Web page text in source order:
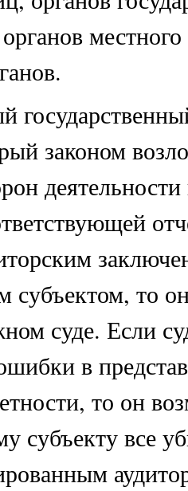
законом
субъектом, то
суде. Если
в
то он
субъекту все